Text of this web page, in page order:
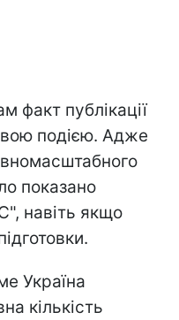
факт публікації
подією. Адже
показано
навіть якщо
Україна
кількість